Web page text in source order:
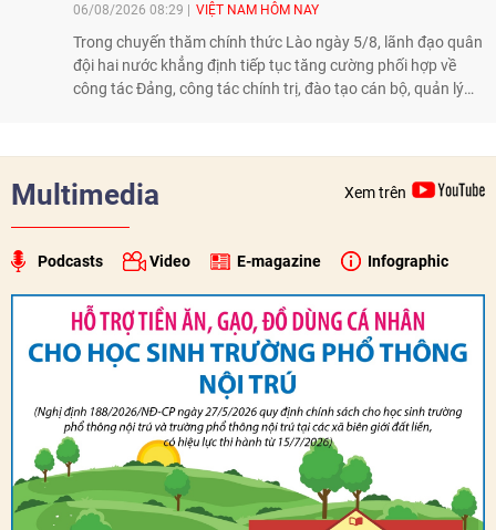
06/08/2026 08:29 VIỆT NAM HÔM NAY
Trong chuyến thăm chính thức Lào ngày 5/8, lãnh đạo quân
đội hai nước khẳng định tiếp tục tăng cường phối hợp về
công tác Đảng, công tác chính trị, đào tạo cán bộ, quản lý
Multimedia Xem trên
Podcasts Video E-magazine Infographic